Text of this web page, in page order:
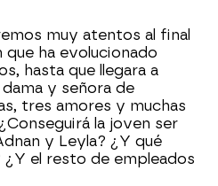
muy atentos al final
que ha evolucionado
hasta que llegara a
y señora de
tres amores y muchas
la joven ser
y Leyla? ¿Y qué
¿Y el resto de empleados